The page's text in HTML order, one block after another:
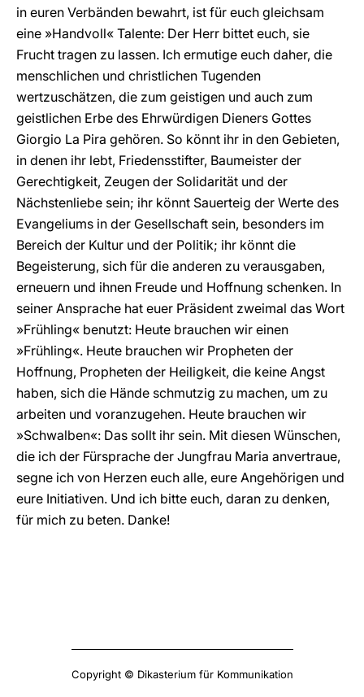
in euren Verbänden bewahrt, ist für euch gleichsam
eine »Handvoll« Talente: Der Herr bittet euch, sie
Frucht tragen zu lassen. Ich ermutige euch daher, die
menschlichen und christlichen Tugenden
wertzuschätzen, die zum geistigen und auch zum
geistlichen Erbe des Ehrwürdigen Dieners Gottes
Giorgio La Pira gehören. So könnt ihr in den Gebieten,
in denen ihr lebt, Friedensstifter, Baumeister der
Gerechtigkeit, Zeugen der Solidarität und der
Nächstenliebe sein; ihr könnt Sauerteig der Werte des
Evangeliums in der Gesellschaft sein, besonders im
Bereich der Kultur und der Politik; ihr könnt die
Begeisterung, sich für die anderen zu verausgaben,
erneuern und ihnen Freude und Hoffnung schenken. In
seiner Ansprache hat euer Präsident zweimal das Wort
»Frühling« benutzt: Heute brauchen wir einen
»Frühling«. Heute brauchen wir Propheten der
Hoffnung, Propheten der Heiligkeit, die keine Angst
haben, sich die Hände schmutzig zu machen, um zu
arbeiten und voranzugehen. Heute brauchen wir
»Schwalben«: Das sollt ihr sein. Mit diesen Wünschen,
die ich der Fürsprache der Jungfrau Maria anvertraue,
segne ich von Herzen euch alle, eure Angehörigen und
eure Initiativen. Und ich bitte euch, daran zu denken,
für mich zu beten. Danke!
Copyright © Dikasterium für Kommunikation